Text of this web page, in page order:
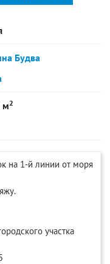
Будва
м2
на 1-й линии от моря
участка